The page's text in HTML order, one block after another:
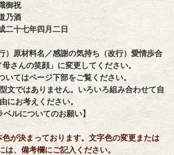
御祝
乃酒
二十七年四月二日
）原材料名／感謝の気持ち（改行）愛情歩合
さんの笑顔」に変更してください。
てはページ下部をご覧ください。
文ではありません。いろいろ組み合わせて自
由にお考えください。
ベルについてのお願い】
が決まっております。文字色の変更または
は、備考欄にご記入ください。